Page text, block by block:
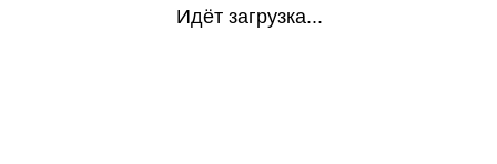
Идёт загрузка...